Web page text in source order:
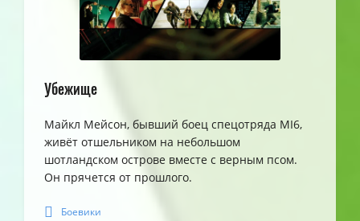
Убежище
Майкл Мейсон, бывший боец спецотряда MI6,
живёт отшельником на небольшом
шотландском острове вместе с верным псом.
Он прячется от прошлого.
Боевики